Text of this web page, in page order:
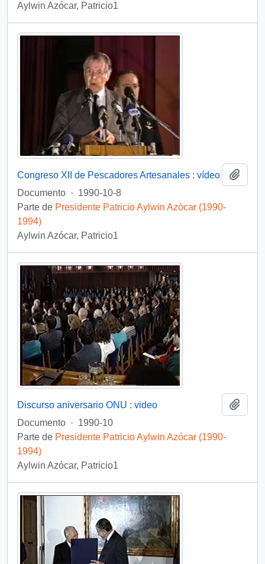
Aylwin Azócar, Patricio1
Congreso XII de Pescadores Artesanales : vídeo
Documento · 1990-10-8
Parte de Presidente Patricio Aylwin Azócar (1990-
1994)
Aylwin Azócar, Patricio1
Discurso aniversario ONU : video
Documento · 1990-10
Parte de Presidente Patricio Aylwin Azócar (1990-
1994)
Aylwin Azócar, Patricio1